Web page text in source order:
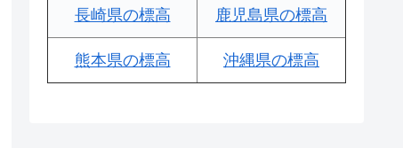
長崎県の標高 鹿児島県の標高
熊本県の標高 沖縄県の標高